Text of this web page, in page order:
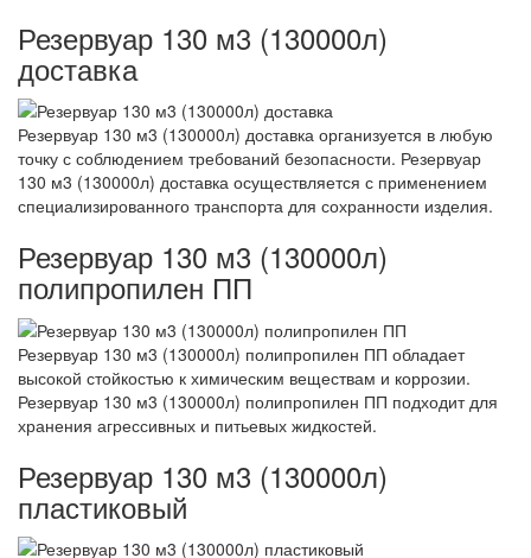
Резервуар 130 м3 (130000л)
доставка
Резервуар 130 м3 (130000л) доставка организуется в любую
точку с соблюдением требований безопасности. Резервуар
130 м3 (130000л) доставка осуществляется с применением
специализированного транспорта для сохранности изделия.
Резервуар 130 м3 (130000л)
полипропилен ПП
Резервуар 130 м3 (130000л) полипропилен ПП обладает
высокой стойкостью к химическим веществам и коррозии.
Резервуар 130 м3 (130000л) полипропилен ПП подходит для
хранения агрессивных и питьевых жидкостей.
Резервуар 130 м3 (130000л)
пластиковый